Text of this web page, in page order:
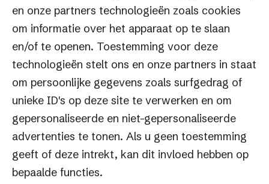
en onze partners technologieën zoals cookies
om informatie over het apparaat op te slaan
en/of te openen. Toestemming voor deze
technologieën stelt ons en onze partners in staat
om persoonlijke gegevens zoals surfgedrag of
unieke ID's op deze site te verwerken en om
gepersonaliseerde en niet-gepersonaliseerde
advertenties te tonen. Als u geen toestemming
geeft of deze intrekt, kan dit invloed hebben op
bepaalde functies.
Situatie: Klant probeert tweemaal een
kortingscode in te vullen.
Melding: U heeft al een kortingscode toegevoegd.
U kan deze verwijderen vanuit het winkelmandje.”;
Situatie: Klant probeert een niet geldige
kortingscode in te vullen.
Melding: Coupon is niet geldig. De coupon kan
verlopen zijn, voldoet niet aan de criteria of kan
verkeerd ingevuld zijn, probeer het nogmaals.